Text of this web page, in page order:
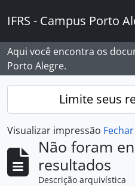
IFRS - Campus Porto
Aqui você encontra os
Porto Alegre.
Limite seus
Visualizar impressão Fechar
Não foram
resultados
Descrição arquivística